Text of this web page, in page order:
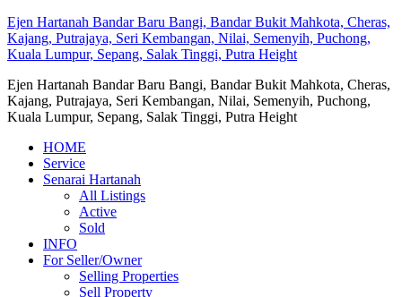
Ejen Hartanah Bandar Baru Bangi, Bandar Bukit Mahkota, Cheras,
Kajang, Putrajaya, Seri Kembangan, Nilai, Semenyih, Puchong,
Kuala Lumpur, Sepang, Salak Tinggi, Putra Height
Ejen Hartanah Bandar Baru Bangi, Bandar Bukit Mahkota, Cheras,
Kajang, Putrajaya, Seri Kembangan, Nilai, Semenyih, Puchong,
Kuala Lumpur, Sepang, Salak Tinggi, Putra Height
HOME
Service
Senarai Hartanah
All Listings
Active
Sold
INFO
For Seller/Owner
Selling Properties
Sell Property